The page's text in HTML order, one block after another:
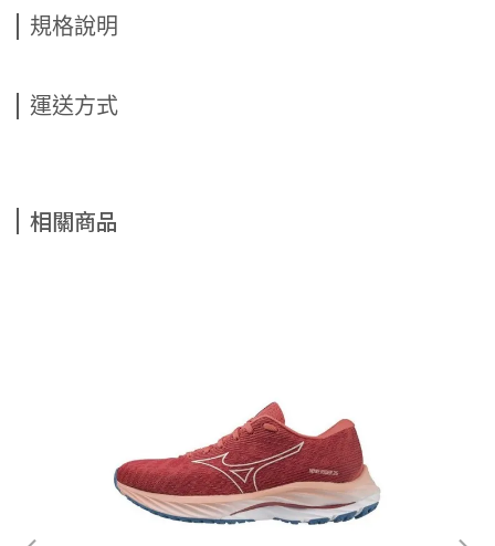
規格說明
運送方式
相關商品